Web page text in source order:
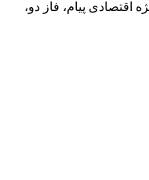
اقتصادی پیام، فاز دو،